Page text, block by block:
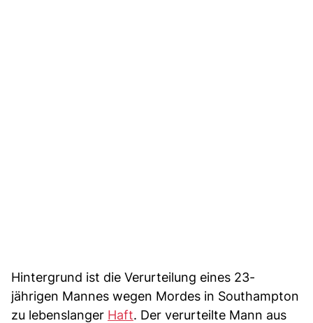
Hintergrund ist die Verurteilung eines 23-
jährigen Mannes wegen Mordes in Southampton
zu lebenslanger Haft. Der verurteilte Mann aus